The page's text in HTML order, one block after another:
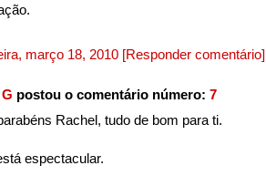
março 18, 2010 [Responder comentário]
postou o comentário número: 7
Rachel, tudo de bom para ti.
espectacular.